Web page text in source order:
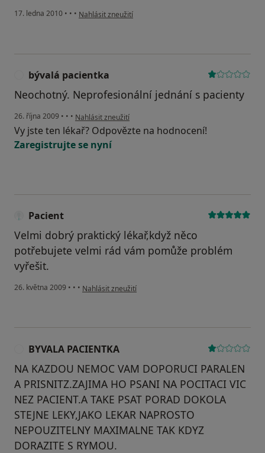
17. ledna 2010 • • • podle názoru uživatele Pacient
Nahlásit zneužití
bývalá pacientka
Neochotný. Neprofesionální jednání s pacienty
26. října 2009 • • • podle názoru uživatele bývalá pacientka
Nahlásit zneužití
Vy jste ten lékař? Odpovězte na hodnocení!
Zaregistrujte se nyní
Pacient
Velmi dobrý praktický lékař,když něco
potřebujete velmi rád vám pomůže problém
vyřešit.
26. května 2009 • • • podle názoru uživatele Pacient
Nahlásit zneužití
BYVALA PACIENTKA
NA KAZDOU NEMOC VAM DOPORUCI PARALEN
A PRISNITZ.ZAJIMA HO PSANI NA POCITACI VIC
NEZ PACIENT.A TAKE PSAT PORAD DOKOLA
STEJNE LEKY,JAKO LEKAR NAPROSTO
NEPOUZITELNY MAXIMALNE TAK KDYZ
DORAZITE S RYMOU.